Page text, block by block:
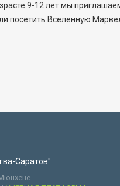
9-12 лет мы
посетить Вселенную
Саратов"